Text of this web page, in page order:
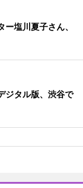
ー塩川夏子さん、
ジタル版、渋谷で